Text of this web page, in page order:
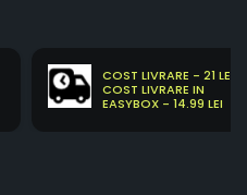
COST LIVRARE - 21 LEI
COST LIVRARE IN
EASYBOX - 14.99 LEI